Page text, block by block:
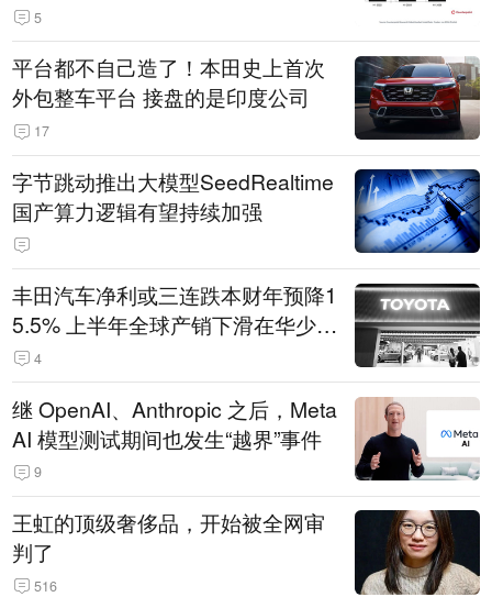
5
平台都不自己造了！本田史上首次
外包整车平台 接盘的是印度公司
17
字节跳动推出大模型SeedRealtime
国产算力逻辑有望持续加强
丰田汽车净利或三连跌本财年预降1
5.5% 上半年全球产销下滑在华少卖
14.3万辆
4
继 OpenAI、Anthropic 之后，Meta
AI 模型测试期间也发生“越界”事件
9
王虹的顶级奢侈品，开始被全网审
判了
516